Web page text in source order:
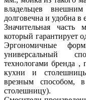
владельцев
долговечна и удобна в
Значительная часть
который гарантирует
Эргономичные
универсальный
технологами бренда ,
кухни и
врезным способом,
столешницу).